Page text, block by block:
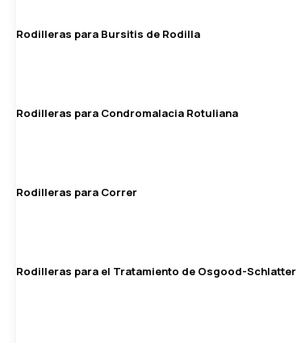
Rodilleras para Bursitis de Rodilla
Rodilleras para Condromalacia Rotuliana
Rodilleras para Correr
Rodilleras para el Tratamiento de Osgood-Schlatter